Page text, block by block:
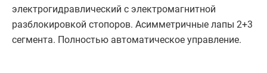
электрогидравлический c электромагнитной
разблокировкой стопоров. Асимметричные лапы 2+3
сегмента. Полностью автоматическое управление.